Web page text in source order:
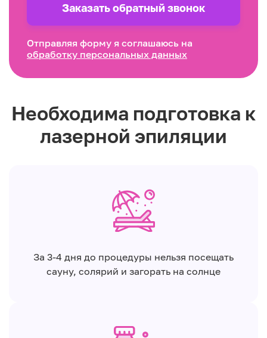
Заказать обратный звонок
Отправляя форму я соглашаюсь на
обработку персональных данных
Необходима подготовка к
лазерной эпиляции
За 3-4 дня до процедуры нельзя посещать
сауну, солярий и загорать на солнце